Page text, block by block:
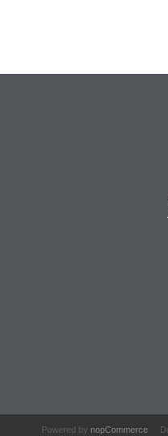
Powered by nopCommerce